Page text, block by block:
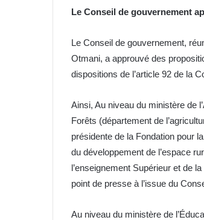
Le Conseil de gouvernement
Le Conseil de gouvernement,
Otmani, a approuvé des
dispositions de l’article 92 de la
Ainsi, Au niveau du ministère de
Forêts (département de
présidente de la Fondation pour
du développement de l’espace
l’enseignement Supérieur et de
point de presse à l’issue du
Au niveau du ministère de